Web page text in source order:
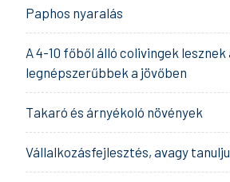
Paphos nyaralás
A 4-10 főből álló colivingek lesznek
legnépszerűbbek a jövőben
Takaró és árnyékoló növények
Vállalkozásfejlesztés, avagy